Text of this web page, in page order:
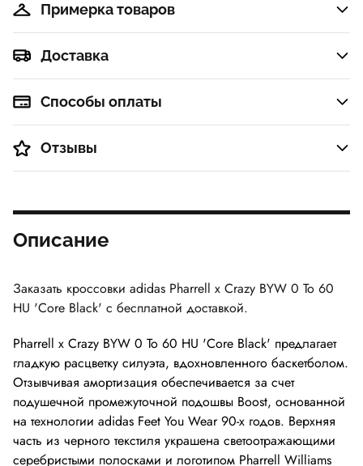
Примерка товаров
Доставка
Способы оплаты
Отзывы
Описание
Заказать кроссовки adidas Pharrell x Crazy BYW 0 To 60
HU 'Core Black' с бесплатной доставкой.
Pharrell x Crazy BYW 0 To 60 HU 'Core Black' предлагает
гладкую расцветку силуэта, вдохновленного баскетболом.
Отзывчивая амортизация обеспечивается за счет
подушечной промежуточной подошвы Boost, основанной
на технологии adidas Feet You Wear 90-х годов. Верхняя
часть из черного текстиля украшена светоотражающими
серебристыми полосками и логотипом Pharrell Williams